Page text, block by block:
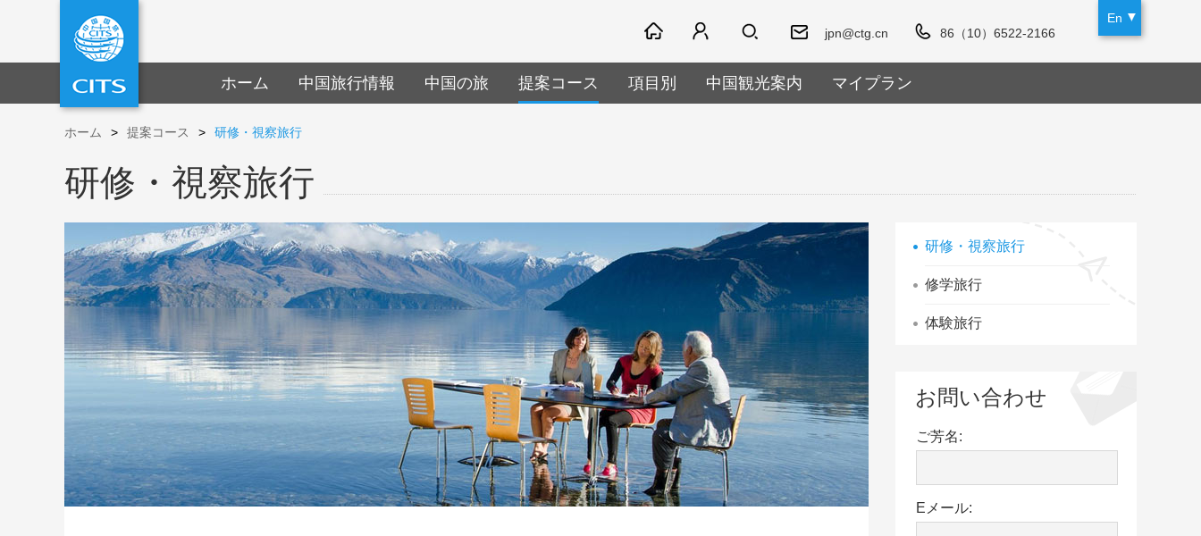
En
jpn@ctg.cn
86（10）6522-2166
ホーム 中国旅行情報 中国の旅 提案コース 項目別 中国観光案内 マイプラン
ホーム > 提案コース > 研修・視察旅行
研修・視察旅行
研修・視察旅行
修学旅行
体験旅行
お問い合わせ
ご芳名:
Eメール: